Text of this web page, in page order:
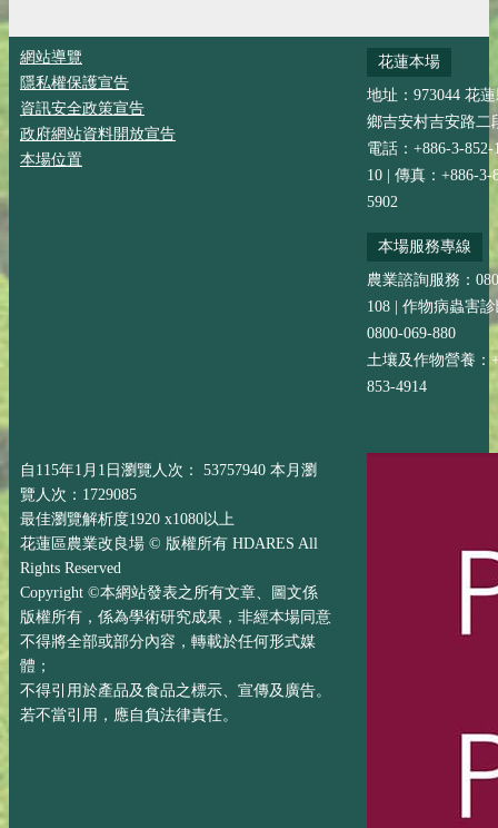
網站導覽
隱私權保護宣告
資訊安全政策宣告
政府網站資料開放宣告
本場位置
花蓮本場
地址：973044 花
鄉吉安村吉安路二
電話：+886-3-852-
10 | 傳真：+886-3-
5902
本場服務專線
農業諮詢服務：
108 | 作物病蟲害
0800-069-880
土壤及作物營養：
853-4914
自115年1月1日瀏覽人次： 53757940 本月瀏
覽人次：1729085
最佳瀏覽解析度1920 x1080以上
花蓮區農業改良場 © 版權所有 HDARES All
Rights Reserved
Copyright ©本網站發表之所有文章、圖文係
版權所有，係為學術研究成果，非經本場同意
不得將全部或部分內容，轉載於任何形式媒
體；
不得引用於產品及食品之標示、宣傳及廣告。
若不當引用，應自負法律責任。